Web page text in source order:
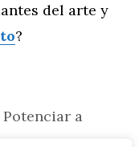
del arte y
?
a